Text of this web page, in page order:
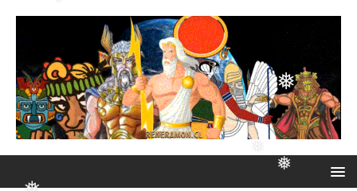
❅
❅
❅